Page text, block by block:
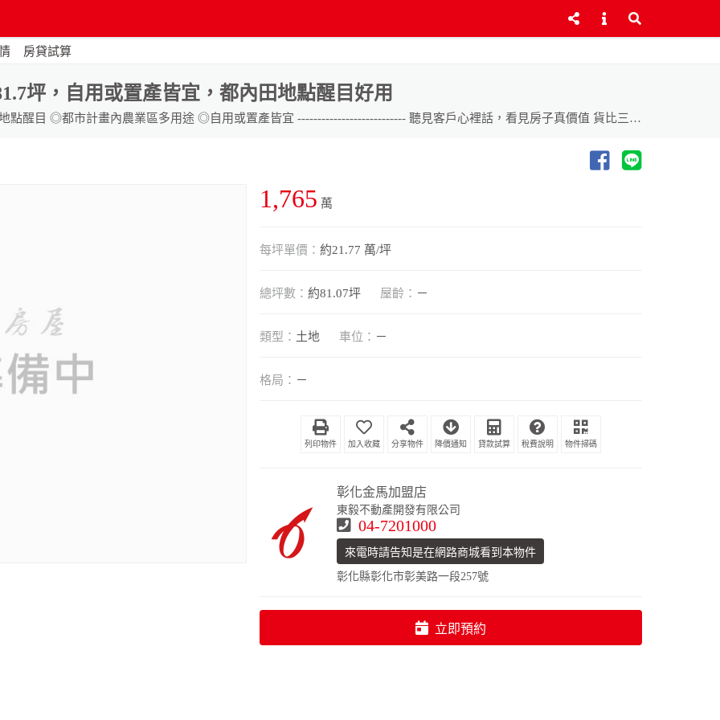
房貸試算
坪，自用或置產皆宜，都內田地點醒目好用
物件特色： ◎地約81.7坪，每坪21.6萬 ◎彰水路旁，地點醒目 ◎都市計畫內農業區多用途 ◎自用或置產皆宜 --------------------------- 聽見客戶心裡話，看見房子真價值 貨比三家不吃虧 ~ 來電詢問更清楚 趕快拿起電話~專線 (04)720-1000 歡迎~~賞屋~~鑑價~~加入我們！
1,765 萬
每坪單價： 約21.77 萬/坪
總坪數： 約81.07坪 屋齡： －
類型： 土地 車位： －
格局： －
列印物件 分享物件 降價通知 貸款試算 稅費說明 物件掃碼
彰化金馬加盟店
東毅不動產開發有限公司
04-7201000
來電時請告知是在網路商城看到本物件
彰化縣彰化市彰美路一段257號
立即預約